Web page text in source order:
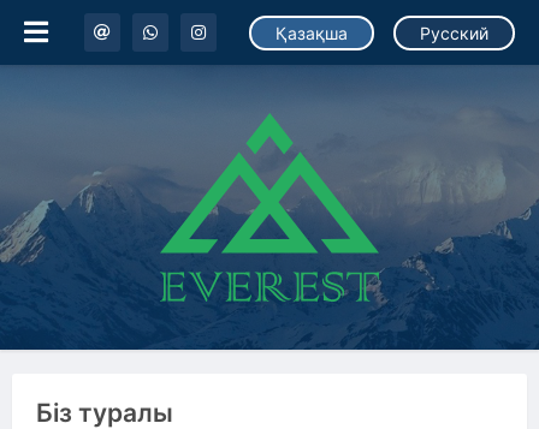
Қазақша Русский
Біз туралы